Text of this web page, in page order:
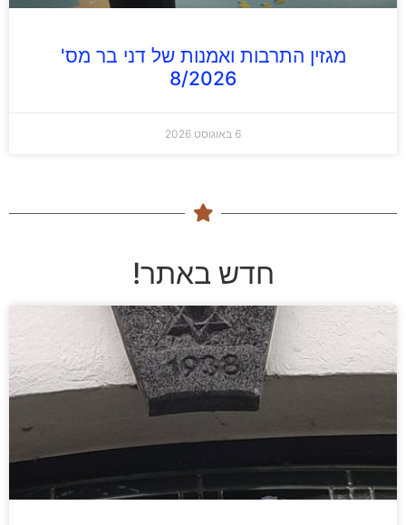
מגזין התרבות ואמנות של דני בר מס'
8/2026
6 באוגוסט 2026
חדש באתר!